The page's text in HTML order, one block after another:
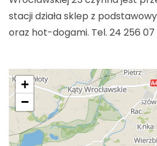
stacji działa sklep z
oraz hot-dogami. Tel. 24 256 07
+
−